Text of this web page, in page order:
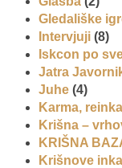
Gledališke
Intervjuji (8)
Iskcon po
Jatra
Juhe (4)
Karma,
Krišna –
KRIŠNA
Krišnove